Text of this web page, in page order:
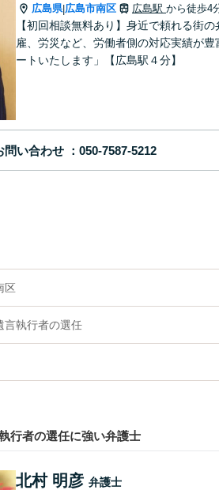
広島県|広島市南区 広島駅 から徒歩4
【初回相談無料あり】身近で頼れる街
雇、労災など、労働者側の対応実績が
ートいたします」【広島駅４分】
問い合わせ
区
言執行者の選任
行者の選任に強い弁護士
北村 明彦 弁護士